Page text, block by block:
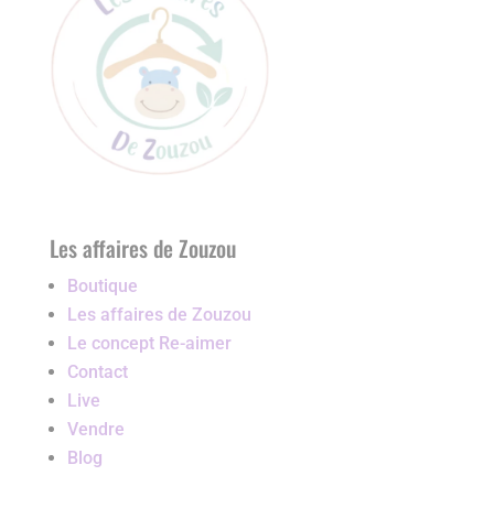
Les affaires de Zouzou
Boutique
Les affaires de Zouzou
Le concept Re-aimer
Contact
Live
Vendre
Blog